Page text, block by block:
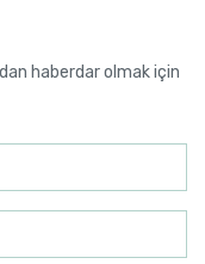
haberdar olmak için